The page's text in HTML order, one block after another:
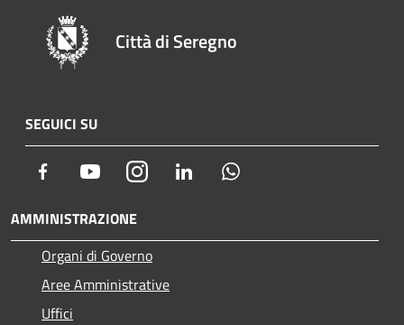
Città di Seregno
SEGUICI SU
Facebook YoutubeInstagram LinkedIn
AMMINISTRAZIONE
Organi di Governo
Aree Amministrative
Uffici